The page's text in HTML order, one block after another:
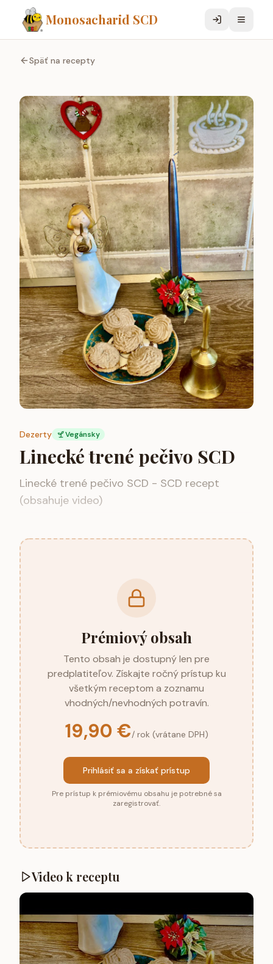
Monosacharid SCD
Späť na recepty
Dezerty Vegánsky
Linecké trené pečivo SCD
Linecké trené pečivo SCD - SCD recept
(obsahuje video)
Prémiový obsah
Tento obsah je dostupný len pre
predplatiteľov. Získajte ročný prístup ku
všetkým receptom a zoznamu
vhodných/nevhodných potravín.
19,90 €/ rok (vrátane DPH)
Prihlásiť sa a získať prístup
Pre prístup k prémiovému obsahu je potrebné sa
zaregistrovať.
Video k receptu